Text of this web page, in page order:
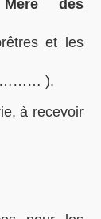
des
et les
).
à recevoir